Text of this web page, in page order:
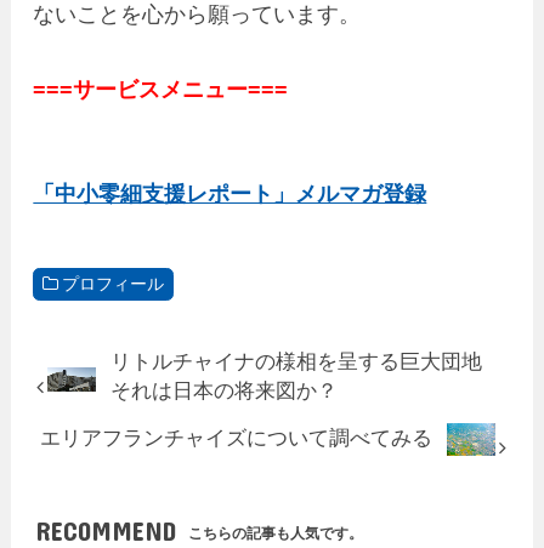
ないことを心から願っています。
===サービスメニュー===
「中小零細支援レポート」メルマガ登録
プロフィール
リトルチャイナの様相を呈する巨大団地
それは日本の将来図か？
エリアフランチャイズについて調べてみる
RECOMMEND こちらの記事も人気です。